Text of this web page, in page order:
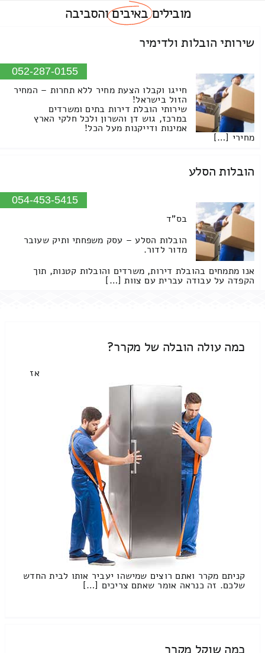
מוביליםבאיביםוהסביבה
שירותי הובלות ולדימיר
052-287-0155
חייגו וקבלו הצעת מחיר ללא תחרות – המחיר
הזול בישראל!
שירותי הובלת דירות בתים ומשרדים
במרכז, גוש דן והשרון ולכל חלקי הארץ
אמינות ודייקנות מעל הכל!
מחירי […]
הובלות הסלע
054-453-5415
בס"ד
הובלות הסלע – עסק משפחתי ותיק שעובר
מדור לדור.
אנו מתמחים בהובלת דירות, משרדים והובלות קטנות, תוך
הקפדה על עבודה עברית עם צוות […]
כמה עולה הובלה של מקרר?
אז
קניתם מקרר ואתם רוצים שמישהו יעביר אותו לבית החדש
שלכם. זה כנראה אומר שאתם צריכים […]
כמה שוקל מקרר